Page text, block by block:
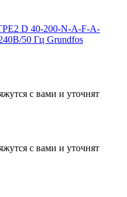
D 40-200-N-A-F-A-
50 Гц Grundfos
с вами и уточнят
с вами и уточнят